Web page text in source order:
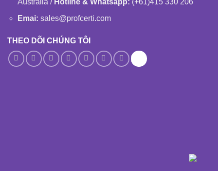
Emai: sales@profcerti.com
THEO DÕI CHÚNG TÔI